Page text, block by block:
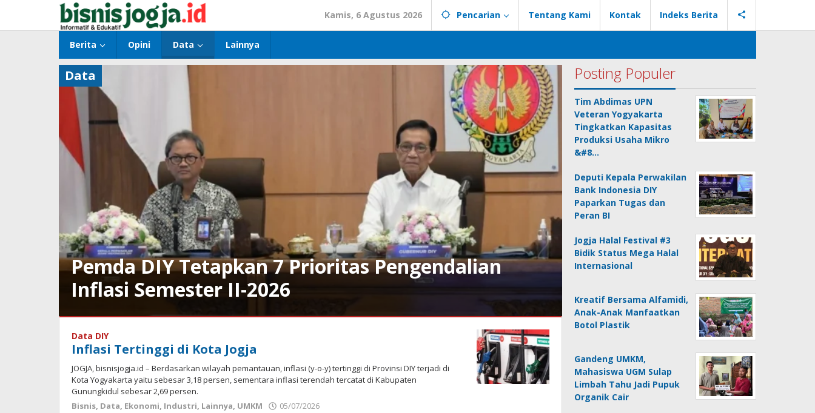
konten
Kamis, 6 Agustus 2026 Pencarian Tentang Kami Kontak Indeks Berita
Berita Opini Data Lainnya
Pemda DIY Tetapkan 7 Prioritas Pengendalian
Inflasi Semester II-2026
Data,
Ekonomi,
Pariwisata,
Pendidikan,
UMKM
Data
Data DIY
Inflasi Tertinggi di Kota Jogja
JOGJA, bisnisjogja.id – Berdasarkan wilayah pemantauan, inflasi (y-o-y) tertinggi di Provinsi DIY terjadi di
Kota Yogyakarta yaitu sebesar 3,18 persen, sementara inflasi terendah tercatat di Kabupaten
Gunungkidul sebesar 2,69 persen.
Bisnis, Data, Ekonomi, Industri, Lainnya, UMKM 05/07/2026
Posting Populer
Tim Abdimas UPN
Veteran Yogyakarta
Tingkatkan Kapasitas
Produksi Usaha Mikro
&#8…
Deputi Kepala Perwakilan
Bank Indonesia DIY
Paparkan Tugas dan
Peran BI
Jogja Halal Festival #3
Bidik Status Mega Halal
Internasional
Kreatif Bersama Alfamidi,
Anak-Anak Manfaatkan
Botol Plastik
Gandeng UMKM,
Mahasiswa UGM Sulap
Limbah Tahu Jadi Pupuk
Organik Cair